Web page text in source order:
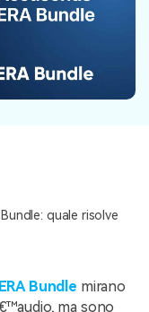
quale risolve
Bundle mirano
ma sono